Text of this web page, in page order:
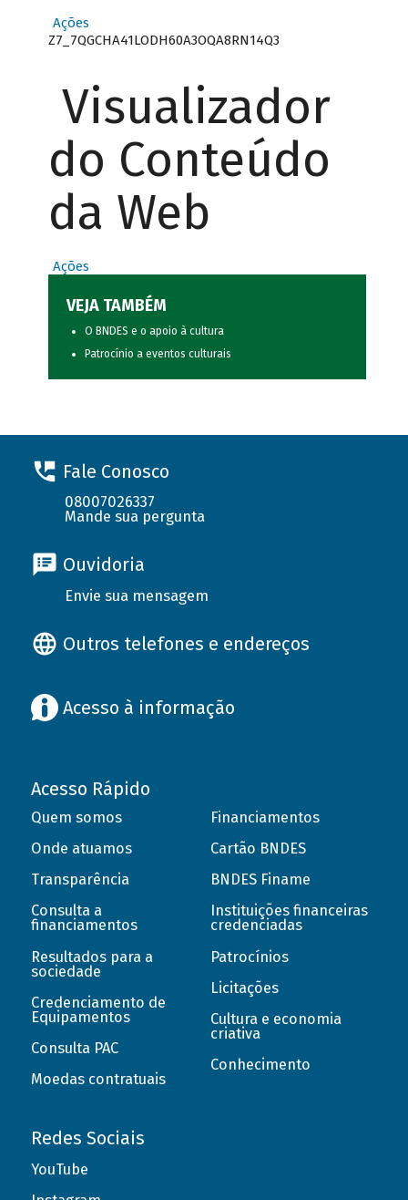
Ações
Z7_7QGCHA41LODH60A3OQA8RN14Q3
Visualizador
do Conteúdo
da Web
Ações
VEJA TAMBÉM
O BNDES e o apoio à cultura
Patrocínio a eventos culturais
Fale Conosco
08007026337
Mande sua pergunta
Ouvidoria
Envie sua mensagem
Outros telefones e endereços
Acesso à informação
Acesso Rápido
Quem somos
Onde atuamos
Transparência
Consulta a
financiamentos
Resultados para a
sociedade
Credenciamento de
Equipamentos
Consulta PAC
Moedas contratuais
Financiamentos
Cartão BNDES
BNDES Finame
Instituições financeiras
credenciadas
Patrocínios
Licitações
Cultura e economia
criativa
Conhecimento
Redes Sociais
YouTube